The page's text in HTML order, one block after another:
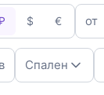
$ € от
Спален